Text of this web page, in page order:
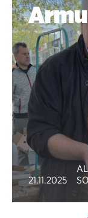
21.11.2025